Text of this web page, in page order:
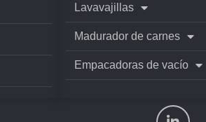
Lavavajillas
Madurador de carnes
Empacadoras de vacío